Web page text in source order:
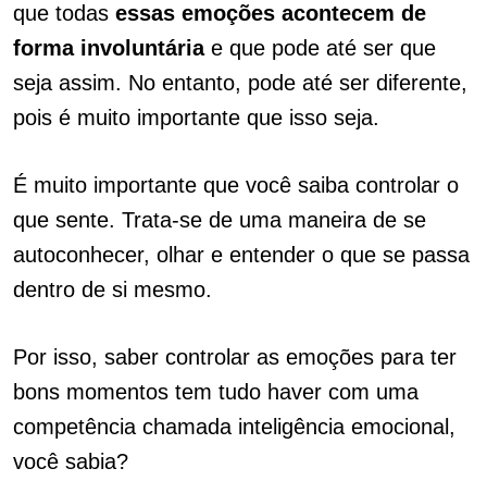
que todas essas emoções acontecem de
forma involuntáriae que pode até ser que
seja assim. No entanto, pode até ser diferente,
pois é muito importante que isso seja.
É muito importante que você saiba controlar o
que sente. Trata-se de uma maneira de se
autoconhecer, olhar e entender o que se passa
dentro de si mesmo.
Por isso, saber controlar as emoções para ter
bons momentos tem tudo haver com uma
competência chamada inteligência emocional,
você sabia?